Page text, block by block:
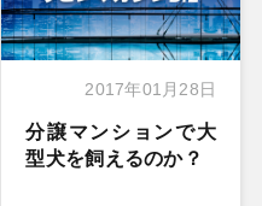
2017年01月28日
分譲マンションで大
型犬を飼えるのか？